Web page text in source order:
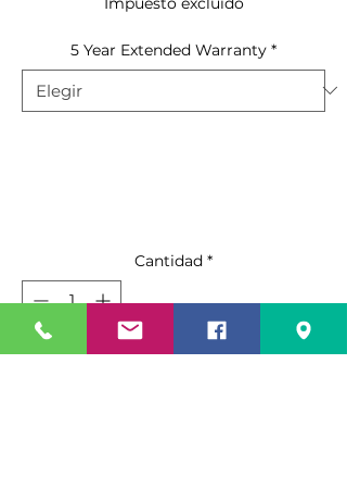
5 Year Extended Warranty *
Cantidad *